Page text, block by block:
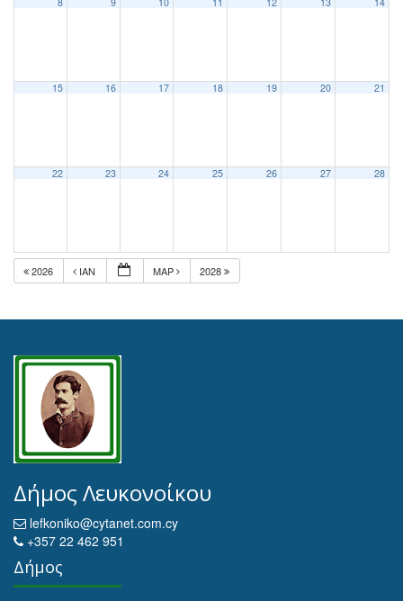
15 16 17 18 19 20 21
22 23 24 25 26 27 28
2026 ΙΑΝ ΜΑΡ 2028
Δήμος Λευκονοίκου
lefkoniko@cytanet.com.cy
+357 22 462 951
Δήμος